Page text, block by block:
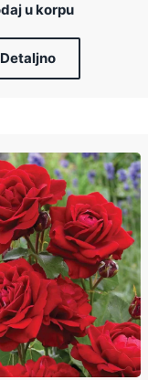
u korpu
Detaljno